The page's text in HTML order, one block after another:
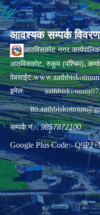
आवश्यक सम्पर्क विवरण
आठविसकोट नगर
आठविसकोट, रुकुम (पश्चिम),
वेबसाईट:
इमेल:
सम्पर्क नं. :9857872100
Google Plus Code:-